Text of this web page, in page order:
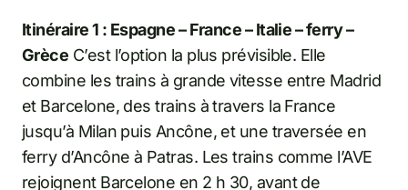
Itinéraire 1 : Espagne – France – Italie – ferry –
Grèce C’est l’option la plus prévisible. Elle
combine les trains à grande vitesse entre Madrid
et Barcelone, des trains à travers la France
jusqu’à Milan puis Ancône, et une traversée en
ferry d’Ancône à Patras. Les trains comme l’AVE
rejoignent Barcelone en 2 h 30, avant de